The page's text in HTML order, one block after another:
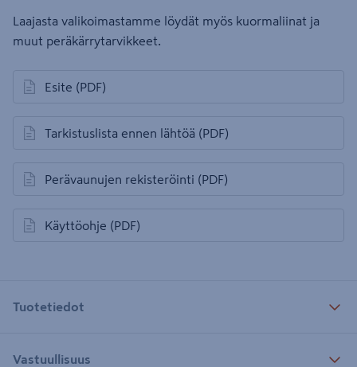
Laajasta valikoimastamme löydät myös kuormaliinat ja
muut peräkärrytarvikkeet.
Esite (PDF)
avautuu uuteen välilehteen
Tarkistuslista ennen lähtöä (PDF)
avautuu uuteen välilehteen
Perävaunujen rekisteröinti (PDF)
avautuu uuteen välilehteen
Käyttöohje (PDF)
avautuu uuteen välilehteen
Tuotetiedot
Vastuullisuus